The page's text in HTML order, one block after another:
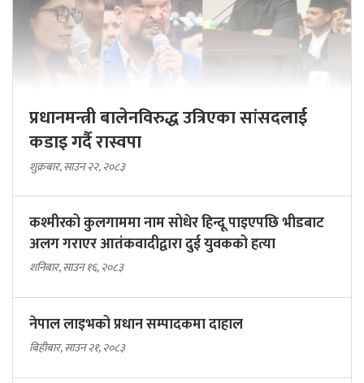
प्रधानमन्त्री बालेनविरुद्ध उत्रिएका सांसदलाई
कडाइ गर्दै रास्वपा
शुक्रबार, साउन २२, २०८३
कश्मीरको कुलगाममा नाम सोधेर हिन्दू पाइएपछि भीडबाट
अलग गराएर आतंकवादीद्वारा दुई युवकको हत्या
शनिबार, साउन १६, २०८३
नेपाल लाइभको प्रधान सम्पादकमा दाहाल
बिहीबार, साउन २१, २०८३